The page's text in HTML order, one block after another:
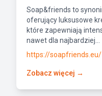
Soap&friends to
oferujący luksusowe
które zapewniają
nawet dla najbardziej...
https://soapfriends.eu/
Zobacz więcej →